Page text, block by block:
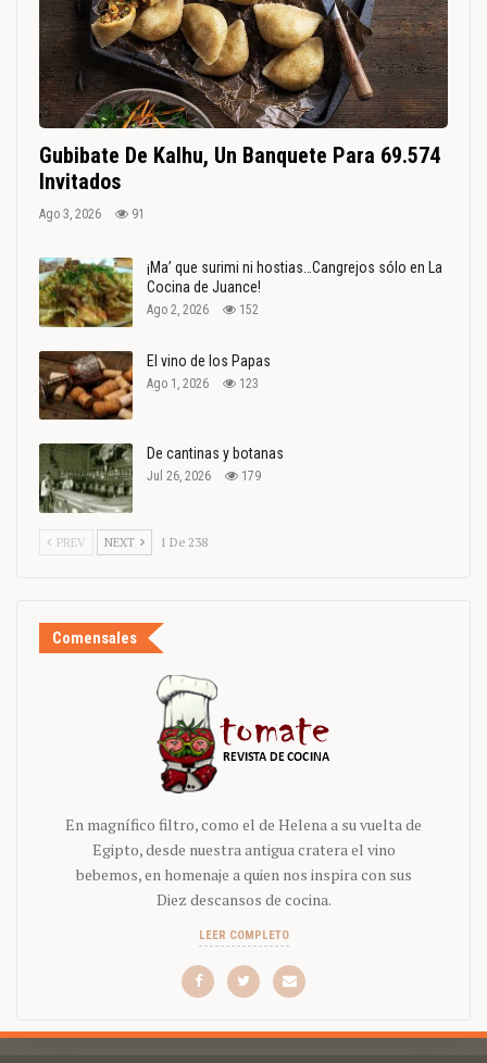
Gubibate De Kalhu, Un Banquete Para 69.574
Invitados
Ago 3, 2026 91
¡Ma’ que surimi ni hostias…Cangrejos sólo en La
Cocina de Juance!
Ago 2, 2026 152
El vino de los Papas
Ago 1, 2026 123
De cantinas y botanas
Jul 26, 2026 179
PREV NEXT 1 De 238
Comensales
En magnífico filtro, como el de Helena a su vuelta de
Egipto, desde nuestra antigua cratera el vino
bebemos, en homenaje a quien nos inspira con sus
Diez descansos de cocina.
LEER COMPLETO